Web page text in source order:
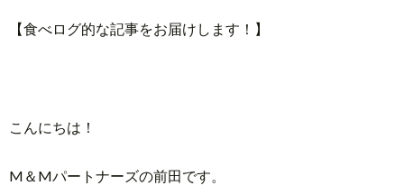
【食べログ的な記事をお届けします！】
こんにちは！
M＆Mパートナーズの前田です。